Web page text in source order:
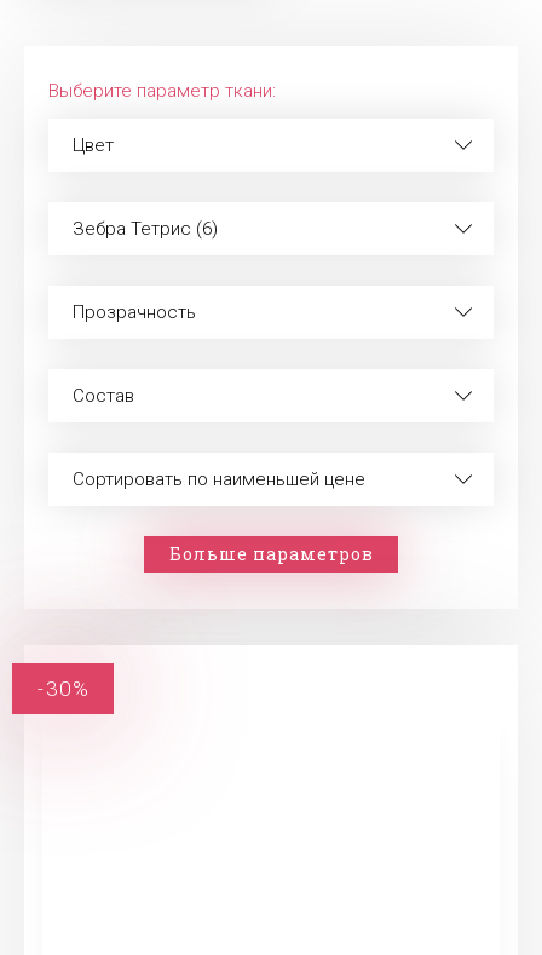
Выберите параметр ткани:
Цвет
Зебра Тетрис (6)
Прозрачность
Состав
Сортировать по наименьшей цене
Больше параметров
-30%